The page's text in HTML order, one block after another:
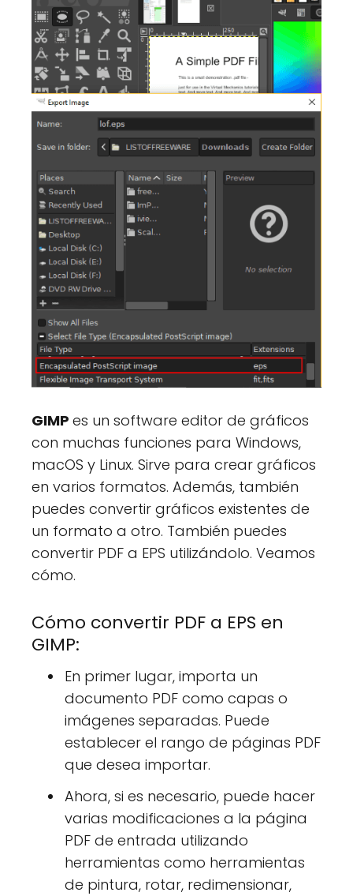
GIMP es un software editor de gráficos
con muchas funciones para Windows,
macOS y Linux. Sirve para crear gráficos
en varios formatos. Además, también
puedes convertir gráficos existentes de
un formato a otro. También puedes
convertir PDF a EPS utilizándolo. Veamos
cómo.
Cómo convertir PDF a EPS en
GIMP:
En primer lugar, importa un
documento PDF como capas o
imágenes separadas. Puede
establecer el rango de páginas PDF
que desea importar.
Ahora, si es necesario, puede hacer
varias modificaciones a la página
PDF de entrada utilizando
herramientas como herramientas
de pintura, rotar, redimensionar,